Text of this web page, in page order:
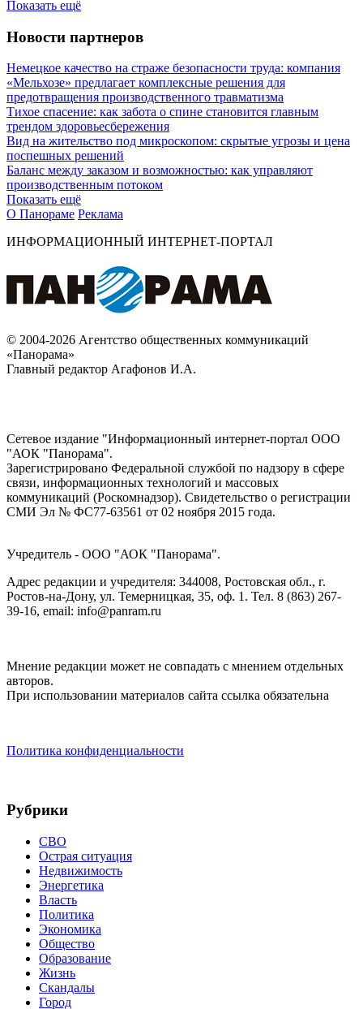
Показать ещё
Новости партнеров
Немецкое качество на страже безопасности труда: компания
«Мельхозе» предлагает комплексные решения для
предотвращения производственного травматизма
Тихое спасение: как забота о спине становится главным
трендом здоровьесбережения
Вид на жительство под микроскопом: скрытые угрозы и цена
поспешных решений
Баланс между заказом и возможностью: как управляют
производственным потоком
Показать ещё
О Панораме Реклама
ИНФОРМАЦИОННЫЙ ИНТЕРНЕТ-ПОРТАЛ
© 2004-2026 Агентство общественных коммуникаций
«Панорама»
Главный редактор Агафонов И.А.
Сетевое издание "Информационный интернет-портал ООО
"АОК "Панорама".
Зарегистрировано Федеральной службой по надзору в сфере
связи, информационных технологий и массовых
коммуникаций (Роскомнадзор). Cвидетельство о регистрации
СМИ Эл № ФС77-63561 от 02 ноября 2015 года.
Учредитель - ООО "АОК "Панорама".
Адрес редакции и учредителя: 344008, Ростовская обл., г.
Ростов-на-Дону, ул. Темерницкая, 35, оф. 1. Тел. 8 (863) 267-
39-16, email: info@panram.ru
Мнение редакции может не совпадать с мнением отдельных
авторов.
При использовании материалов сайта ссылка обязательна
Политика конфиденциальности
Рубрики
СВО
Острая ситуация
Недвижимость
Энергетика
Власть
Политика
Экономика
Общество
Образование
Жизнь
Скандалы
Город